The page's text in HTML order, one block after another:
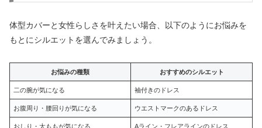
体型カバーと女性らしさを叶えたい場合、以下のようにお悩みを
もとにシルエットを選んでみましょう。
お悩みの種類 おすすめのシルエット
二の腕が気になる 袖付きのドレス
お腹周り・腰回りが気になる ウエストマークのあるドレス
おしり・太ももが気になる Aライン・フレアラインのドレス